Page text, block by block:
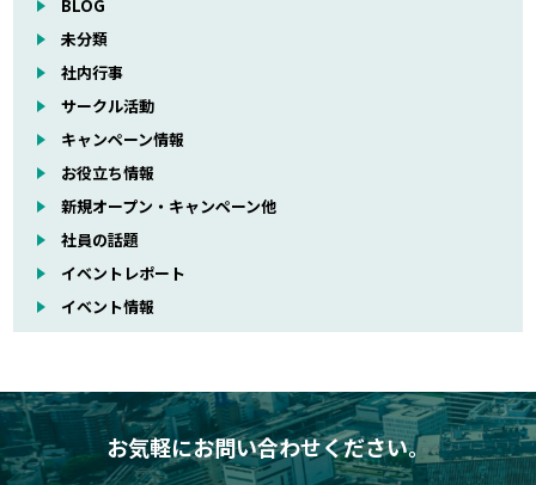
BLOG
未分類
社内行事
サークル活動
キャンペーン情報
お役立ち情報
新規オープン・キャンペーン他
社員の話題
イベントレポート
イベント情報
お気軽にお問い合わせください。